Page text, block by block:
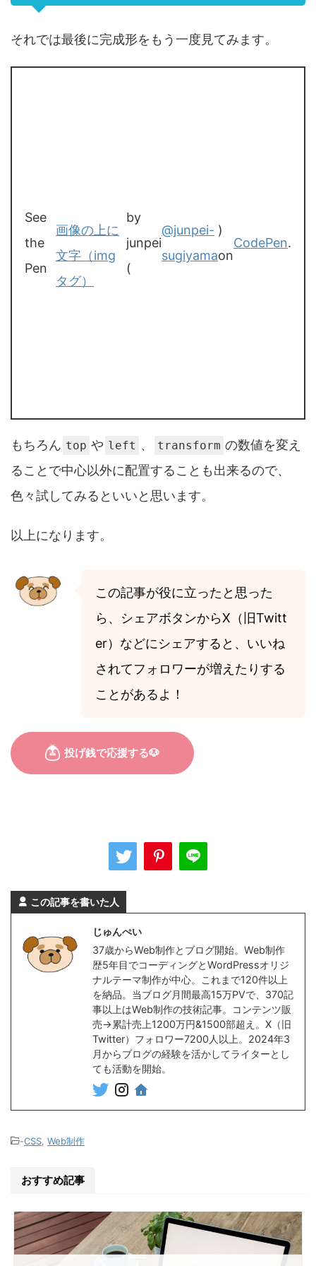
それでは最後に完成形をもう一度見てみます。
See
the
Pen
画像の上に
文字（img
タグ）
by
junpei
(
@junpei-
sugiyama
)
on
CodePen.
もちろん top や left 、 transform の数値を変え
ることで中心以外に配置することも出来るので、
色々試してみるといいと思います。
以上になります。
この記事が役に立ったと思った
ら、シェアボタンからX（旧Twitt
er）などにシェアすると、いいね
されてフォロワーが増えたりする
ことがあるよ！
この記事を書いた人
じゅんぺい
37歳からWeb制作とブログ開始。Web制作
歴5年目でコーディングとWordPressオリジ
ナルテーマ制作が中心。これまで120件以上
を納品。当ブログ月間最高15万PVで、370記
事以上はWeb制作の技術記事。コンテンツ販
売→累計売上1200万円&1500部超え。X（旧
Twitter）フォロワー7200人以上。2024年3
月からブログの経験を活かしてライターとし
ても活動を開始。
-CSS Web制作
おすすめ記事